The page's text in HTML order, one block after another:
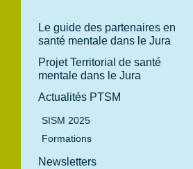
Le guide des partenaires en
santé mentale dans le Jura
Projet Territorial de santé
mentale dans le Jura
Actualités PTSM
SISM 2025
Formations
Newsletters